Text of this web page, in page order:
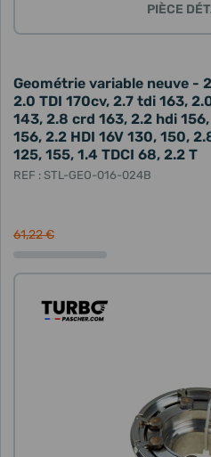
PIÈCE
Geométrie variable neuve -
2.0 TDI 170cv, 2.7 tdi 163,
143, 2.8 crd 163, 2.2 hdi
156, 2.2 HDI 16V 130, 150,
125, 155, 1.4 TDCI 68, 2.2 T
REF : STL-GEO-016-024B
61,22 €